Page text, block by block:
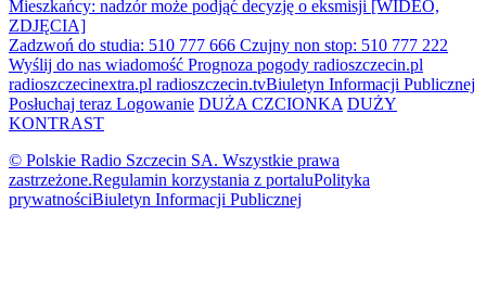
Mieszkańcy: nadzór może podjąć decyzję o eksmisji [WIDEO,
ZDJĘCIA]
Zadzwoń do studia: 510 777 666 Czujny non stop: 510 777 222
Wyślij do nas wiadomość Prognoza pogody radioszczecin.pl
radioszczecinextra.pl radioszczecin.tvBiuletyn Informacji Publicznej
Posłuchaj teraz Logowanie DUŻA CZCIONKA DUŻY
KONTRAST
© Polskie Radio Szczecin SA. Wszystkie prawa
zastrzeżone.Regulamin korzystania z portaluPolityka
prywatnościBiuletyn Informacji Publicznej